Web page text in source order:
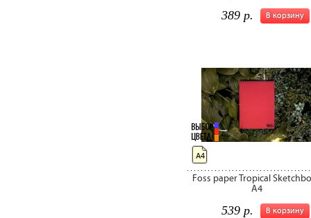
В корзину
389 р.
Foss paper Tropical
A4
В корзину
539 р.
А4